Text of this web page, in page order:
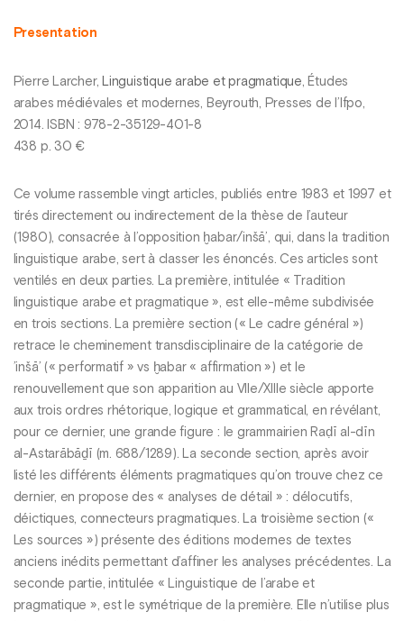
Presentation
Pierre Larcher, Linguistique arabe et pragmatique , Études
arabes médiévales et modernes, Beyrouth, Presses de l’Ifpo,
2014. ISBN : 978-2-35129-401-8
438 p. 30 €
Ce volume rassemble vingt articles, publiés entre 1983 et 1997 et
tirés directement ou indirectement de la thèse de l’auteur
(1980), consacrée à l’opposition ḫabar/inšā’, qui, dans la tradition
linguistique arabe, sert à classer les énoncés. Ces articles sont
ventilés en deux parties. La première, intitulée « Tradition
linguistique arabe et pragmatique », est elle-même subdivisée
en trois sections. La première section (« Le cadre général »)
retrace le cheminement transdisciplinaire de la catégorie de
’inšā’ (« performatif » vs ḫabar « affirmation ») et le
renouvellement que son apparition au VIIe/XIIIe siècle apporte
aux trois ordres rhétorique, logique et grammatical, en révélant,
pour ce dernier, une grande figure : le grammairien Raḍī al-dīn
al-Astarābāḏī (m. 688/1289). La seconde section, après avoir
listé les différents éléments pragmatiques qu’on trouve chez ce
dernier, en propose des « analyses de détail » : délocutifs,
déictiques, connecteurs pragmatiques. La troisième section («
Les sources ») présente des éditions modernes de textes
anciens inédits permettant d’affiner les analyses précédentes. La
seconde partie, intitulée « Linguistique de l’arabe et
pragmatique », est le symétrique de la première. Elle n’utilise plus